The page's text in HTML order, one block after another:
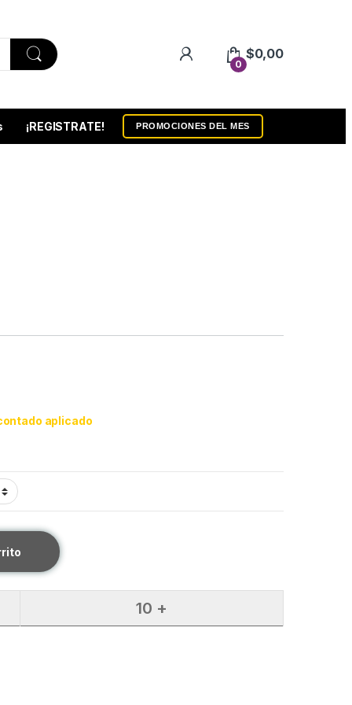
0
$0,00
¡REGISTRATE! PROMOCIONES DEL MES
aplicado
10 +